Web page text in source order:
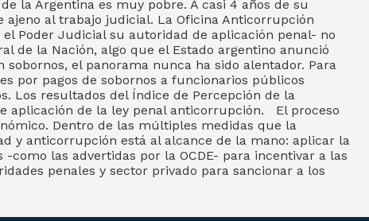
la Argentina es muy pobre. A casi 4 años de su
al trabajo judicial. La Oficina Anticorrupción
Poder Judicial su autoridad de aplicación penal- no
de la Nación, algo que el Estado argentino anunció
el panorama nunca ha sido alentador. Para
por pagos de sobornos a funcionarios públicos
Los resultados del Índice de Percepción de la
aplicación de la ley penal anticorrupción. El proceso
Dentro de las múltiples medidas que la
y anticorrupción está al alcance de la mano: aplicar la
las advertidas por la OCDE- para incentivar a las
penales y sector privado para sancionar a los